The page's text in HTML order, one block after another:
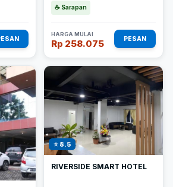
☕ Sarapan
HARGA MULAI
Rp 258.075 PESAN
⭐ 8.5
RIVERSIDE SMART HOTEL